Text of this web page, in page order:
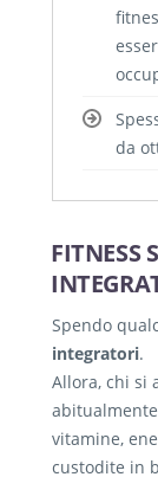
da
FITNESS
Spendo
integratori.
Allora, chi si
vitamine,
custodite in